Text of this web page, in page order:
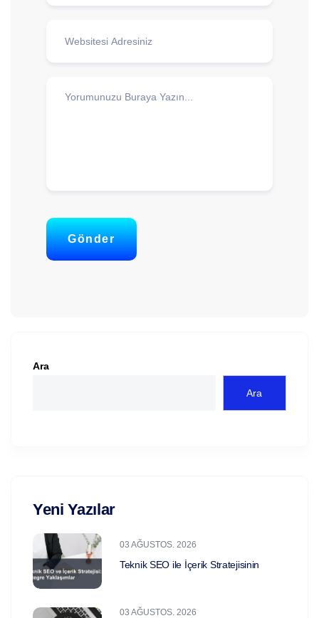
Gönder
Ara
Ara
Yeni Yazılar
03 AĞUSTOS. 2026
Teknik SEO ile İçerik Stratejisinin
03 AĞUSTOS. 2026